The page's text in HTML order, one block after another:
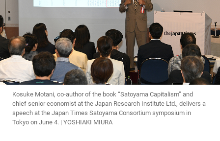
Kosuke Motani, co-author of the book “Satoyama Capitalism” and
chief senior economist at the Japan Research Institute Ltd., delivers a
speech at the Japan Times Satoyama Consortium symposium in
Tokyo on June 4. | YOSHIAKI MIURA